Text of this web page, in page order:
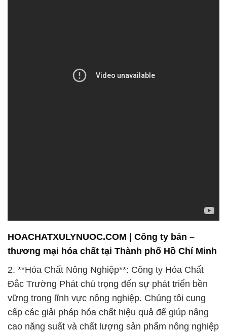
HOACHATXULYNUOC.COM | Công ty bán –
thương mại hóa chất tại Thành phố Hồ Chí Minh
2. **Hóa Chất Nông Nghiệp**: Công ty Hóa Chất
Đắc Trường Phát chú trọng đến sự phát triển bền
vững trong lĩnh vực nông nghiệp. Chúng tôi cung
cấp các giải pháp hóa chất hiệu quả để giúp nâng
cao năng suất và chất lượng sản phẩm nông nghiệp